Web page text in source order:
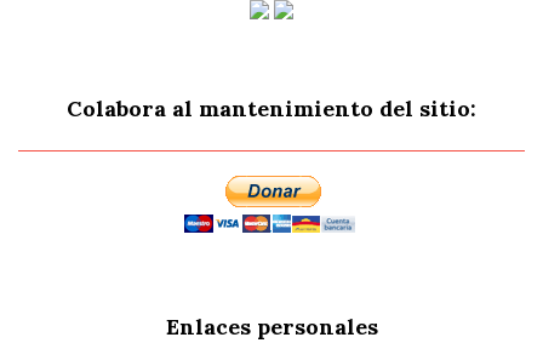
Colabora al mantenimiento del sitio:
Enlaces personales